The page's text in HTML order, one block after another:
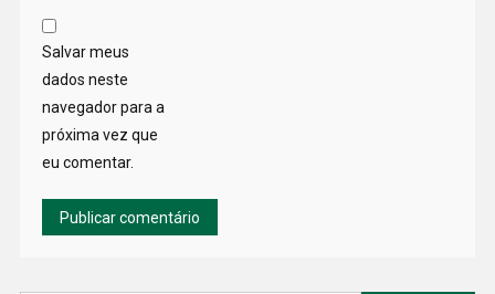
Salvar meus
dados neste
navegador para a
próxima vez que
eu comentar.